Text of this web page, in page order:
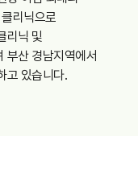
법
서비스
리닉으로
리닉 및
부산 경남지역에서
고 있습니다.